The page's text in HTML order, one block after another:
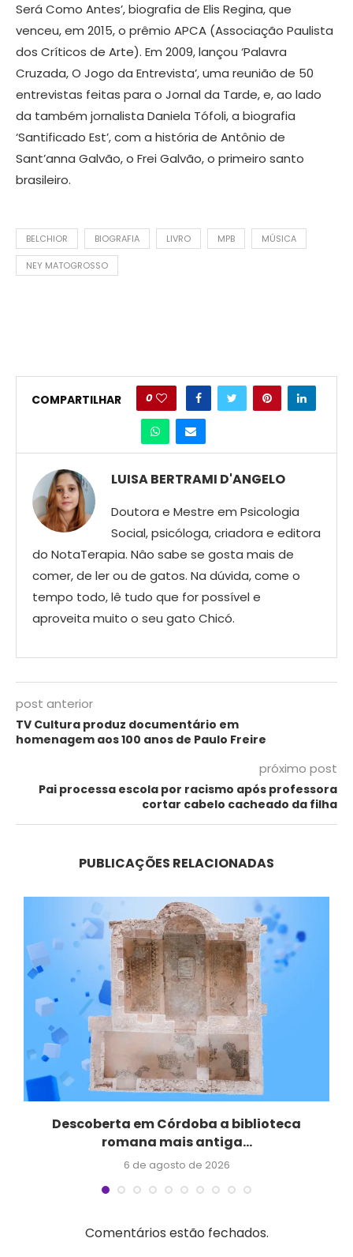
Será Como Antes’, biografia de Elis Regina, que
venceu, em 2015, o prêmio APCA (Associação Paulista
dos Críticos de Arte). Em 2009, lançou ‘Palavra
Cruzada, O Jogo da Entrevista’, uma reunião de 50
entrevistas feitas para o Jornal da Tarde, e, ao lado
da também jornalista Daniela Tófoli, a biografia
‘Santificado Est’, com a história de Antônio de
Sant’anna Galvão, o Frei Galvão, o primeiro santo
brasileiro.
BELCHIOR BIOGRAFIA LIVRO MPB MÚSICA
NEY MATOGROSSO
COMPARTILHAR 0
LUISA BERTRAMI D'ANGELO
Doutora e Mestre em Psicologia
Social, psicóloga, criadora e editora
do NotaTerapia. Nâo sabe se gosta mais de
comer, de ler ou de gatos. Na dúvida, come o
tempo todo, lê tudo que for possível e
aproveita muito o seu gato Chicó.
post anterior
TV Cultura produz documentário em
homenagem aos 100 anos de Paulo Freire
próximo post
Pai processa escola por racismo após professora
cortar cabelo cacheado da filha
PUBLICAÇÕES RELACIONADAS
Descoberta em Córdoba a biblioteca
romana mais antiga...
6 de agosto de 2026
Comentários estão fechados.